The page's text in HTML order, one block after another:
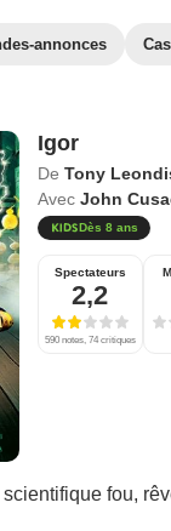
annonces
Igor
De Tony
Avec John
Dès 8 ans
Spectateurs
2,2
590 notes, 74 critiques
fou,